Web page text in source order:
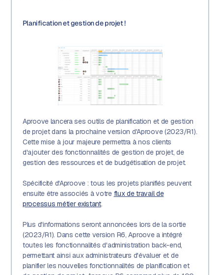
Planification et gestion de projet !
Aproove lancera ses outils de planification et de gestion
de projet dans la prochaine version d'Aproove (2023/R1).
Cette mise à jour majeure permettra à nos clients
d'ajouter des fonctionnalités de gestion de projet, de
gestion des ressources et de budgétisation de projet.
Spécificité d'Aproove : tous les projets planifiés peuvent
ensuite être associés à votre flux de travail de
processus métier existant.
Plus d'informations seront annoncées lors de la sortie
(2023/R1). Dans cette version R6, Aproove a intégré
toutes les fonctionnalités d'administration back-end,
permettant ainsi aux administrateurs d'évaluer et de
planifier les nouvelles fonctionnalités de planification et